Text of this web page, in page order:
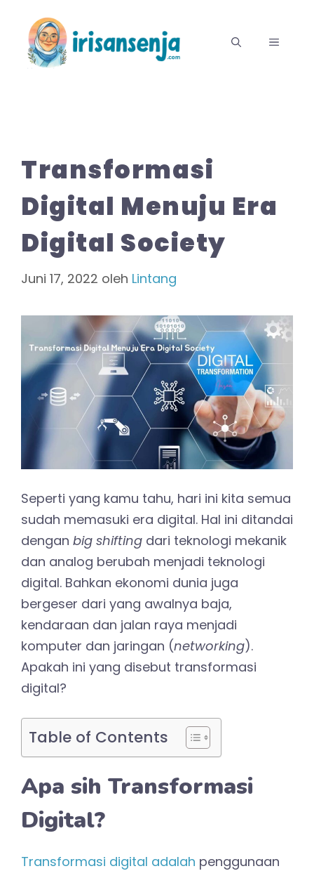
MENU
Transformasi
Digital Menuju Era
Digital Society
Juni 17, 2022 oleh Lintang
Seperti yang kamu tahu, hari ini kita semua
sudah memasuki era digital. Hal ini ditandai
dengan big shifting dari teknologi mekanik
dan analog berubah menjadi teknologi
digital. Bahkan ekonomi dunia juga
bergeser dari yang awalnya baja,
kendaraan dan jalan raya menjadi
komputer dan jaringan (networking).
Apakah ini yang disebut transformasi
digital?
Table of Contents
Apa sih Transformasi
Digital?
Transformasi digital adalah penggunaan